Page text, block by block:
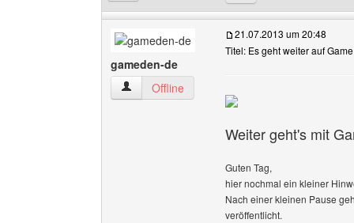
gameden-de
gameden-de Benutzer-Profile anzeigen
Offline
21.07.2013 um 20:48
Titel: Es geht weiter auf
Weiter geht's mit
Guten Tag,
hier nochmal ein kleiner
Nach einer kleinen Pause
veröffentlicht.